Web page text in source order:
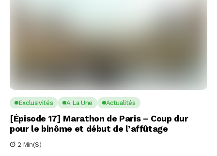
Exclusivités A La Une Actualités
[Épisode 17] Marathon de Paris – Coup dur
pour le binôme et début de l’affûtage
2 Min(s)